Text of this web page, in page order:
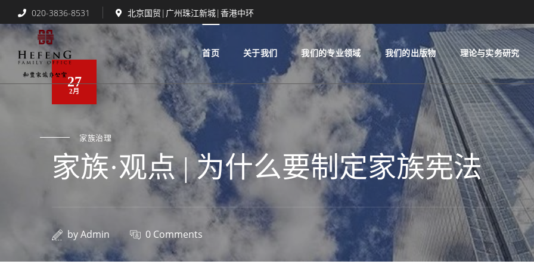
020-3836-8531 北京国贸|广州珠江新城|香港中环
首页 关于我们 我们的专业领域 我们的出版物 理论与实务研究
27
2月
家族治理
家族·观点 | 为什么要制定家族宪法
byAdmin 0 Comments